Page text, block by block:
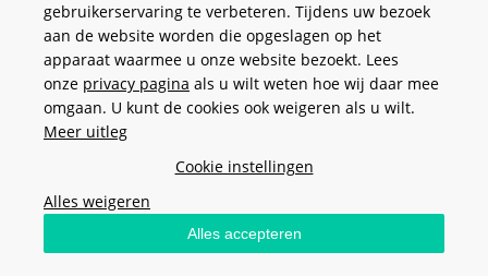
Social media
VEILIG EN MAKKELIJK
gebruikerservaring te verbeteren. Tijdens uw bezoek
aan de website worden die opgeslagen op het
apparaat waarmee u onze website bezoekt. Lees
onze privacy pagina als u wilt weten hoe wij daar mee
omgaan. U kunt de cookies ook weigeren als u wilt.
Meer uitleg
Cookie instellingen
Alles weigeren
Alles accepteren